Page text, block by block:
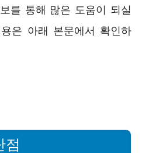
를 통해 많은 도움이 되실
은 아래 본문에서 확인하
점